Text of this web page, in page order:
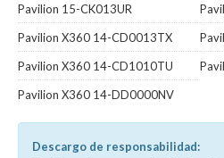
Pavilion 15-CK013UR
Pavilion X360 14-CD0013TX
Pavilion X360 14-CD1010TU
Pavilion X360 14-DD0000NV
Descargo de responsabilidad: